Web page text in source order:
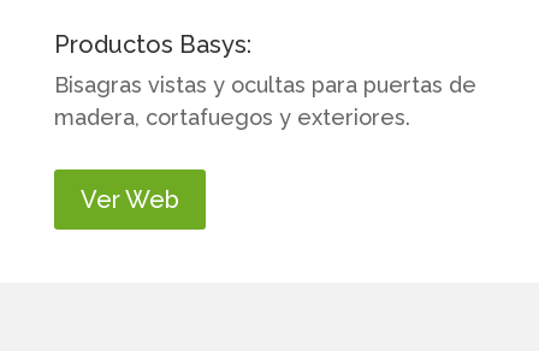
Productos Basys:
Bisagras vistas y ocultas para puertas de
madera, cortafuegos y exteriores.
Ver Web